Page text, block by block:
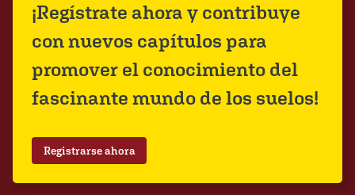
¡Regístrate ahora y contribuye
con nuevos capítulos para
promover el conocimiento del
fascinante mundo de los suelos!
Registrarse ahora